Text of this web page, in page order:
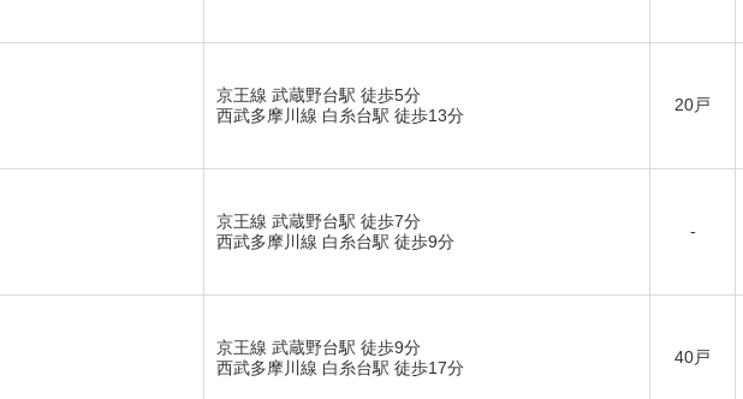
京王線 武蔵野台駅 徒歩5分
西武多摩川線 白糸台駅 徒歩13分
20戸
京王線 武蔵野台駅 徒歩7分
西武多摩川線 白糸台駅 徒歩9分
-
京王線 武蔵野台駅 徒歩9分
西武多摩川線 白糸台駅 徒歩17分
40戸